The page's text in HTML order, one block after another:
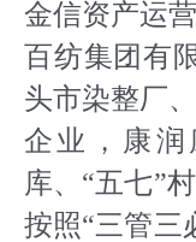
金信资产运
百纺集团有
头市染整厂
企业，康
库、“五七”
按照“三管三